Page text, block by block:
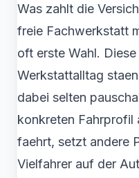
Was zahlt die
freie Fachwerkstatt
oft erste Wahl.
Werkstattalltag
dabei selten
konkreten Fahrprofil
faehrt, setzt andere
Vielfahrer auf der